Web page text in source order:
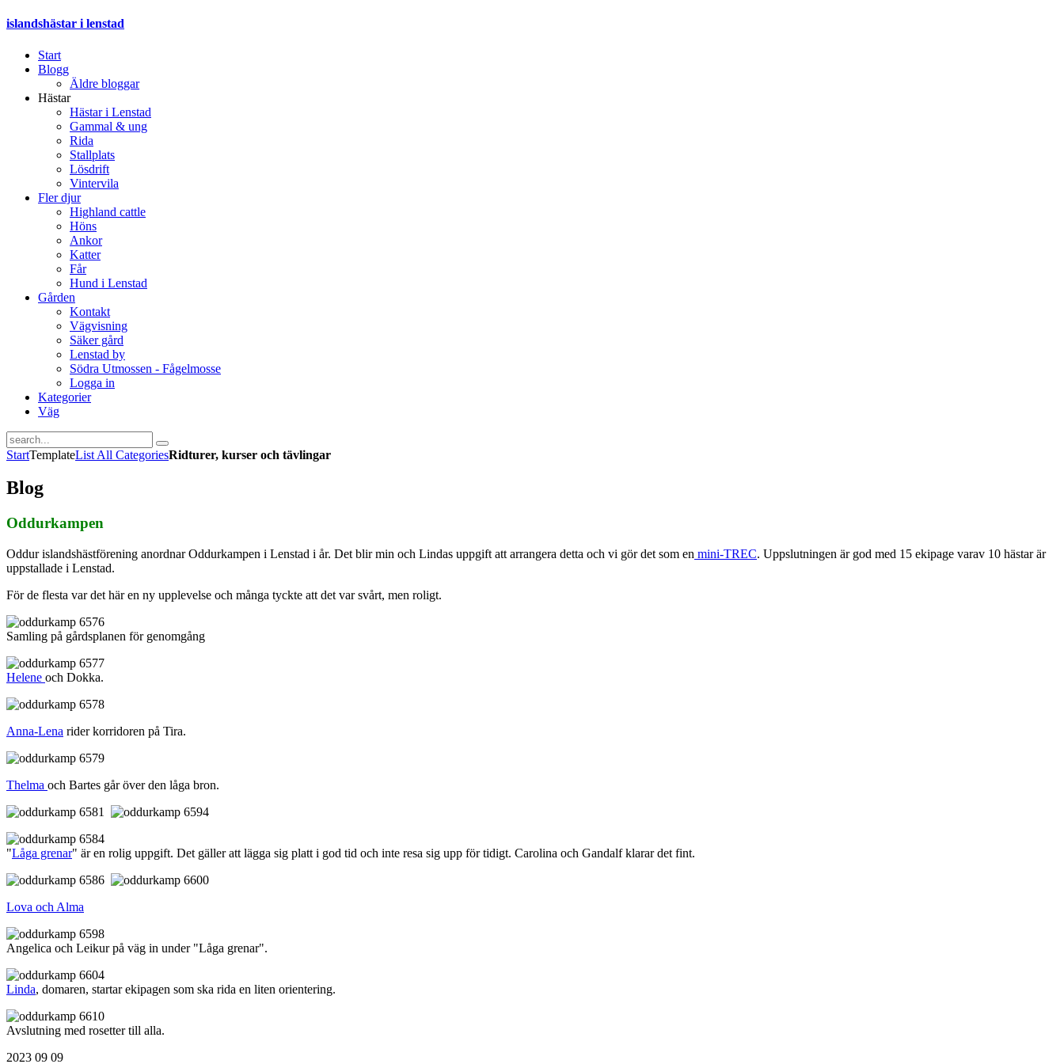
islandshästar i lenstad
Start
Blogg
Äldre bloggar
Hästar
Hästar i Lenstad
Gammal & ung
Rida
Stallplats
Lösdrift
Vintervila
Fler djur
Highland cattle
Höns
Ankor
Katter
Får
Hund i Lenstad
Gården
Kontakt
Vägvisning
Säker gård
Lenstad by
Södra Utmossen - Fågelmosse
Logga in
Kategorier
Väg
StartTemplateList All CategoriesRidturer, kurser och tävlingar
Blog
Oddurkampen
Oddur islandshästförening anordnar Oddurkampen i Lenstad i år. Det blir min och Lindas uppgift att arrangera detta och vi gör det som en mini-TREC. Uppslutningen är god med 15 ekipage varav 10 hästar är
uppstallade i Lenstad.
För de flesta var det här en ny upplevelse och många tyckte att det var svårt, men roligt.
Samling på gårdsplanen för genomgång
Helene och Dokka.
Anna-Lena rider korridoren på Tira.
Thelma och Bartes går över den låga bron.
"Låga grenar" är en rolig uppgift. Det gäller att lägga sig platt i god tid och inte resa sig upp för tidigt. Carolina och Gandalf klarar det fint.
Lova och Alma
Angelica och Leikur på väg in under "Låga grenar".
Linda, domaren, startar ekipagen som ska rida en liten orientering.
Avslutning med rosetter till alla.
2023 09 09